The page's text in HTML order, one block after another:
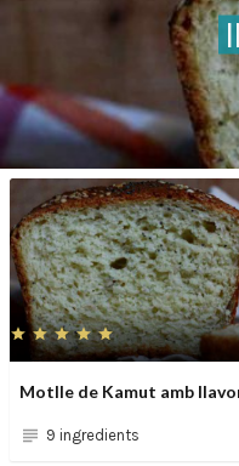
Motlle de Kamut amb
9 ingredients